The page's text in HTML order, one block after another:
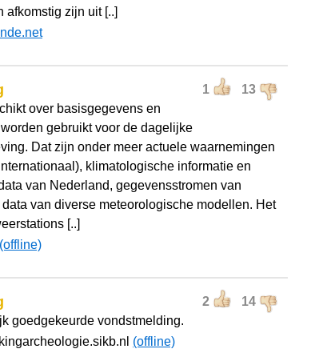
afkomstig zijn uit [..]
1 13
over basisgegevens en
gebruikt voor de dagelijke
Dat zijn onder meer actuele waarnemingen
klimatologische informatie en
van Nederland, gegevensstromen van
van diverse meteorologische modellen. Het
[..]
(offline)
2 14
goedgekeurde vondstmelding.
(offline)